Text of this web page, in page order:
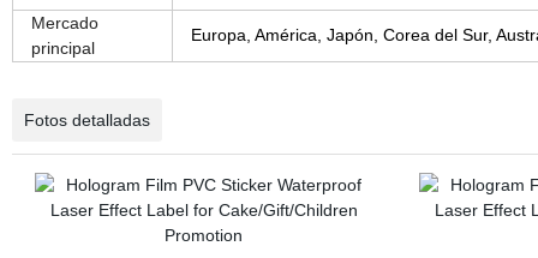
Mercado
principal
Europa, América, Japón, Corea del Sur,
Fotos detalladas